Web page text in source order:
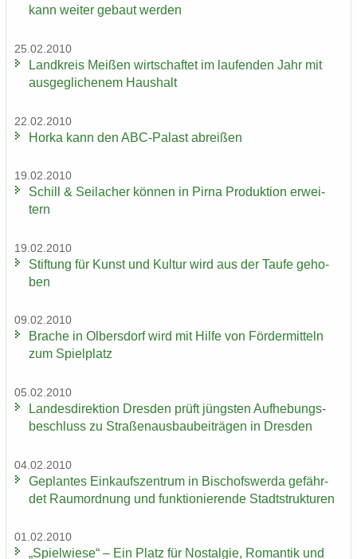
kann wei­ter ge­baut wer­den
25.02.2010
Land­kreis Mei­ßen wirt­schaf­tet im lau­fen­den Jahr mit
aus­ge­gli­che­nem Haus­halt
22.02.2010
Horka kann den ABC-​Palast ab­rei­ßen
19.02.2010
Schill & Seil­a­cher kön­nen in Pirna Pro­duk­ti­on er­wei­
tern
19.02.2010
Stif­tung für Kunst und Kul­tur wird aus der Taufe ge­ho­
ben
09.02.2010
Bra­che in Ol­bers­dorf wird mit Hilfe von För­der­mit­teln
zum Spiel­platz
05.02.2010
Lan­des­di­rek­ti­on Dres­den prüft jüngs­ten Auf­he­bungs­
be­schluss zu Stra­ßen­aus­bau­bei­trä­gen in Dres­den
04.02.2010
Ge­plan­tes Ein­kaufs­zen­trum in Bi­schofs­wer­da ge­fähr­
det Raum­ord­nung und funk­tio­nie­ren­de Stadt­struk­tu­ren
01.02.2010
„Spiel­wie­se“ – Ein Platz für Nost­al­gie, Ro­man­tik und